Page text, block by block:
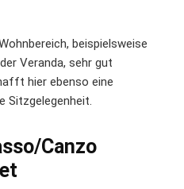
beispielsweise
Veranda, sehr gut
hier ebenso eine
Sitzgelegenheit.
Canzo